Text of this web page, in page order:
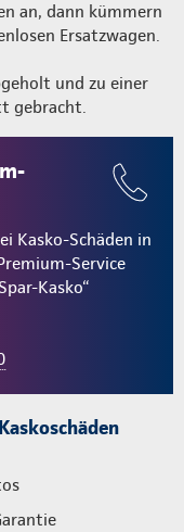
an, dann kümmern
Ersatzwagen.
und zu einer
gebracht.
Kasko-Schäden in
Service
Kasko“